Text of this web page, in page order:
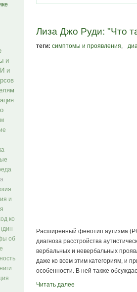
и
и
и
ко
об
Лиза Джо Руди: "Что
теги: симптомы и проявления,
Расширенный фенотип аутизма
диагноза расстройства
вербальных и невербальных
даже ко всем этим категориям, и
особенности. В ней также
Читать далее